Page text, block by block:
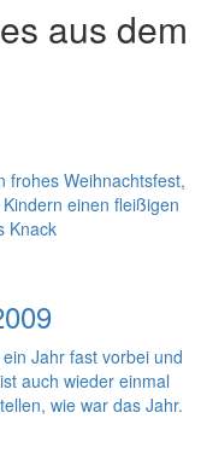
aus dem
frohes Weihnachtsfest,
einen fleißigen
Knack
Jahr fast vorbei und
auch wieder einmal
wie war das Jahr.